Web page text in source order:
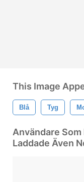
This Image
Blå Tyg
Användare Som
Laddade Även